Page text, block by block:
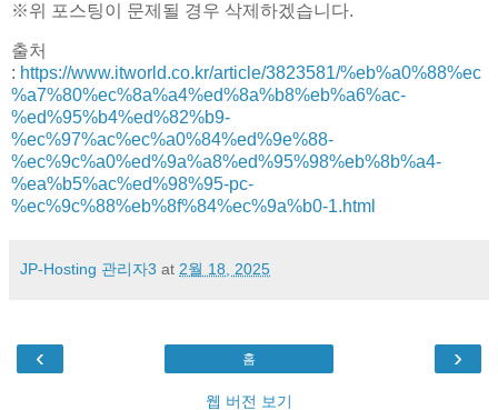
※위 포스팅이 문제될 경우 삭제하겠습니다.
출처
: https://www.itworld.co.kr/article/3823581/%eb%a0%88%ec
%a7%80%ec%8a%a4%ed%8a%b8%eb%a6%ac-
%ed%95%b4%ed%82%b9-
%ec%97%ac%ec%a0%84%ed%9e%88-
%ec%9c%a0%ed%9a%a8%ed%95%98%eb%8b%a4-
%ea%b5%ac%ed%98%95-pc-
%ec%9c%88%eb%8f%84%ec%9a%b0-1.html
JP-Hosting 관리자3 at 2월 18, 2025
‹ ›
홈
웹 버전 보기